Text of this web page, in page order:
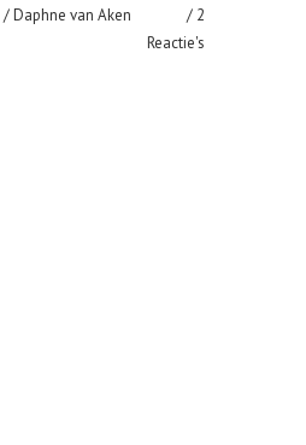
/ Daphne van Aken
2
Reactie's